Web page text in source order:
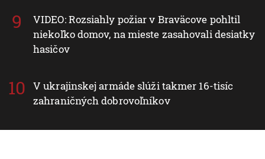
VIDEO: Rozsiahly požiar v Braväcove pohltil
niekoľko domov, na mieste zasahovali desiatky
hasičov
V ukrajinskej armáde slúži takmer 16-tisíc
zahraničných dobrovoľníkov